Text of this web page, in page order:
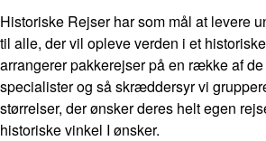
Historiske Rejser har som mål at levere
til alle, der vil opleve verden i et
arrangerer pakkerejser på en række af
specialister og så skræddersyr vi
størrelser, der ønsker deres helt egen
historiske vinkel I ønsker.